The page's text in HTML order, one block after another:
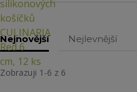
Nejnovější Nejlevnější
Zobrazuji 1-6 z 6